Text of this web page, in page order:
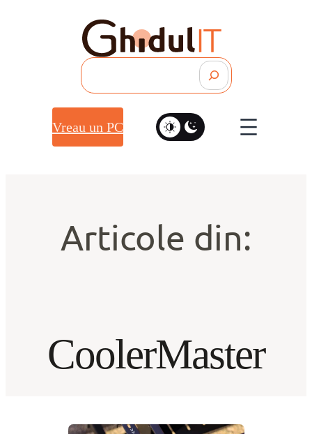
Vreau un PC
Articole din:
CoolerMaster